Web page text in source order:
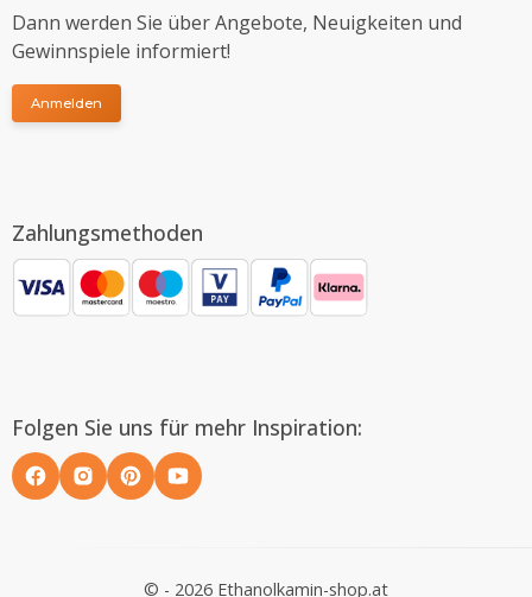
Dann werden Sie über Angebote, Neuigkeiten und
Gewinnspiele informiert!
Anmelden
Zahlungsmethoden
Folgen Sie uns für mehr Inspiration:
© - 2026 Ethanolkamin-shop.at